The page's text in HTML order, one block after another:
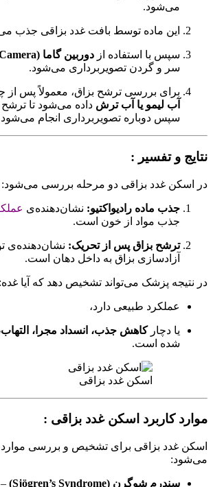
می‌شود.
این ماده توسط بافت غدد بزاقی جذب
سپس با استفاده از دوربین گاما (Gamma Camera)
سر و گردن تصویربرداری می‌شود.
برای بررسی ترشح بزاق، معمولاً پس از
آب لیمو یا آب ترش داده می‌شود تا ترشح
سپس دوباره تصویربرداری انجام
نتایج و تفسیر :
در اسکن غدد بزاقی دو مرحله بررسی می‌شود:
جذب ماده رادیواکتیو: نشان‌دهنده‌ی
جذب مواد از خون است.
ترشح بزاق پس از تحریک: نشان‌دهنده‌ی
آزادسازی بزاق به داخل دهان است.
در نتیجه پزشک می‌تواند تشخیص دهد که آیا غده:
عملکرد طبیعی دارد،
یا دچارکاهش جذب، انسداد مجرا،
شده است.
اسکن غدد بزاقی
موارد کاربرد اسکن غدد بزاقی :
اسکن غدد بزاقی برای تشخیص و بررسی موارد
می‌شود:
سندرم شوگرن (Sjögren’s Syndrome)